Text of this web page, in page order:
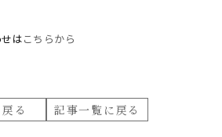
はこちらから
る 記事一覧に戻る